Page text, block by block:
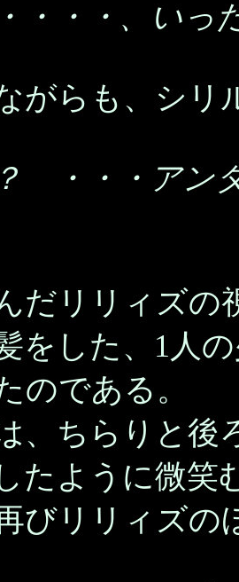
・・・、い
がらも、シリ
？ ・・・アン
だリリィズの
をした、1人
のである。
、ちらりと後
たように微笑
びリリィズの